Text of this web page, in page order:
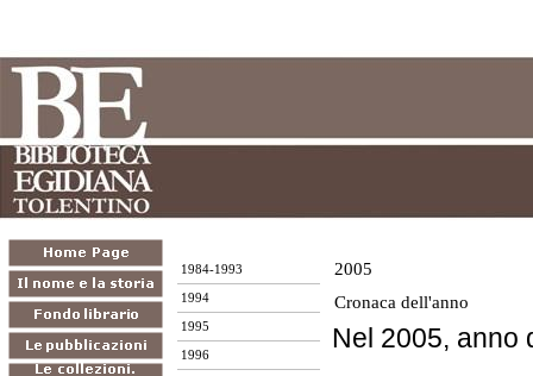
1984-1993
1994
1995
1996
2005
Cronaca dell'anno
Nel 2005, anno